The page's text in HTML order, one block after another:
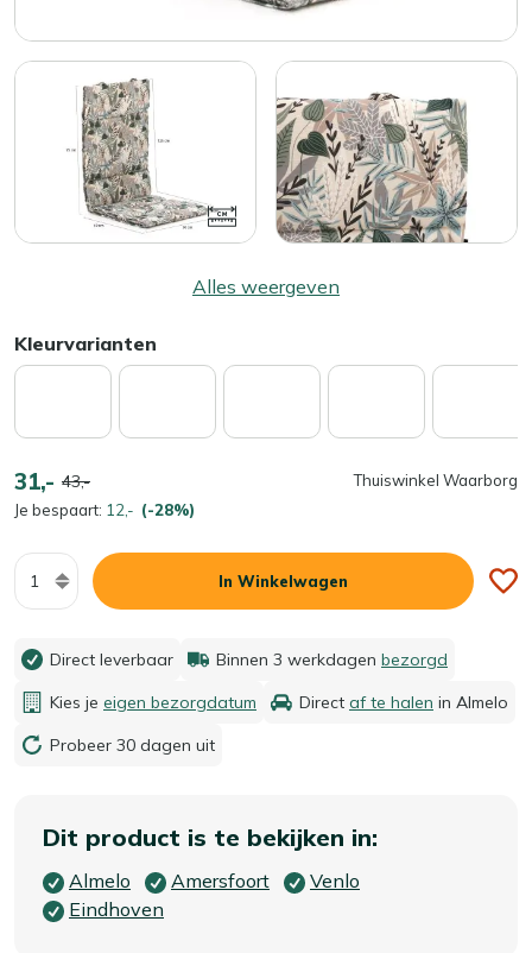
Alles weergeven
Kleurvarianten
31,- 43,-
Je bespaart: 12,- (-28%)
Thuiswinkel Waarborg
Aantal
In Winkelwagen
Direct leverbaar Binnen 3 werkdagen bezorgd
Kies je eigen bezorgdatum Direct af te halen in Almelo
Probeer 30 dagen uit
Dit product is te bekijken in:
Almelo Amersfoort
Venlo
Eindhoven